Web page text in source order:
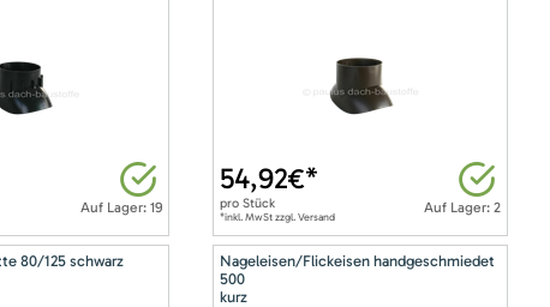
Auf Lager: 19 Auf Lager: 2
54,92€*
proStück
*inkl. MwSt zzgl. Versand
80/125 schwarz
Nageleisen/Flickeisen handgeschmiedet
500
kurz